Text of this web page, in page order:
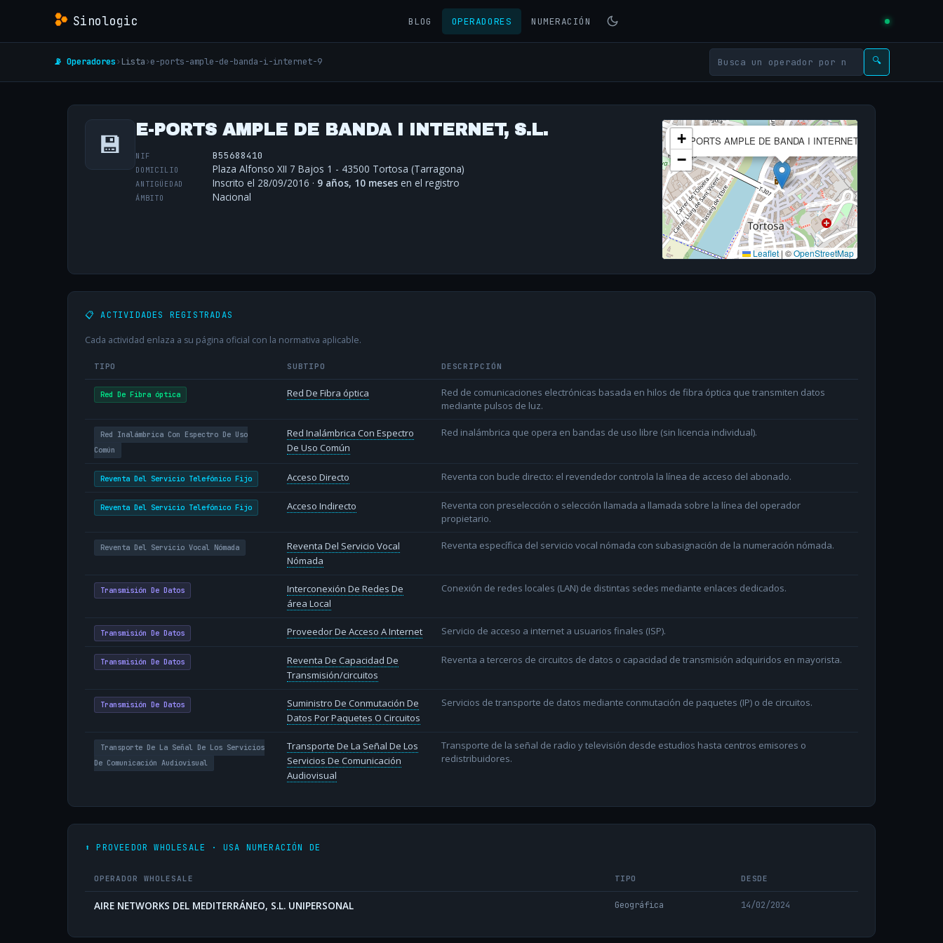
Sinologic BLOG OPERADORES NUMERACIÓN
📡 Operadores› Lista›e-ports-ample-de-banda-i-internet-9 🔍
💾 E-PORTS AMPLE DE BANDA I INTERNET, S.L.
NIF B55688410
DOMICILIO Plaza Alfonso XII 7 Bajos 1 - 43500 Tortosa (Tarragona)
ANTIGÜEDAD Inscrito el 28/09/2016 · 9 años, 10 meses en el registro
ÁMBITO Nacional
E-PORTS AMPLE DE BANDA I INTERNET, S.L.
+
−
Leaflet | ©OpenStreetMap
📋 ACTIVIDADES REGISTRADAS
Cada actividad enlaza a su página oficial con la normativa aplicable.
TIPO SUBTIPO DESCRIPCIÓN
Red De Fibra óptica Red De Fibra óptica
Red de comunicaciones electrónicas basada en hilos de fibra óptica que transmiten datos
mediante pulsos de luz.
Red Inalámbrica Con Espectro De Uso
Común
Red Inalámbrica Con Espectro
De Uso Común
Red inalámbrica que opera en bandas de uso libre (sin licencia individual).
Reventa Del Servicio Telefónico Fijo Acceso Directo Reventa con bucle directo: el revendedor controla la línea de acceso del abonado.
Reventa Del Servicio Telefónico Fijo Acceso Indirecto
Reventa con preselección o selección llamada a llamada sobre la línea del operador
propietario.
Reventa Del Servicio Vocal Nómada
Reventa Del Servicio Vocal
Nómada
Reventa específica del servicio vocal nómada con subasignación de la numeración nómada.
Transmisión De Datos
Interconexión De Redes De
área Local
Conexión de redes locales (LAN) de distintas sedes mediante enlaces dedicados.
Transmisión De Datos Proveedor De Acceso A Internet Servicio de acceso a internet a usuarios finales (ISP).
Transmisión De Datos
Reventa De Capacidad De
Transmisión/circuitos
Reventa a terceros de circuitos de datos o capacidad de transmisión adquiridos en mayorista.
Transmisión De Datos
Suministro De Conmutación De
Datos Por Paquetes O Circuitos
Servicios de transporte de datos mediante conmutación de paquetes (IP) o de circuitos.
Transporte De La Señal De Los Servicios
De Comunicación Audiovisual
Transporte De La Señal De Los
Servicios De Comunicación
Audiovisual
Transporte de la señal de radio y televisión desde estudios hasta centros emisores o
redistribuidores.
⬆️ PROVEEDOR WHOLESALE · USA NUMERACIÓN DE
OPERADOR WHOLESALE TIPO DESDE
AIRE NETWORKS DEL MEDITERRÁNEO, S.L. UNIPERSONAL Geográfica 14/02/2024